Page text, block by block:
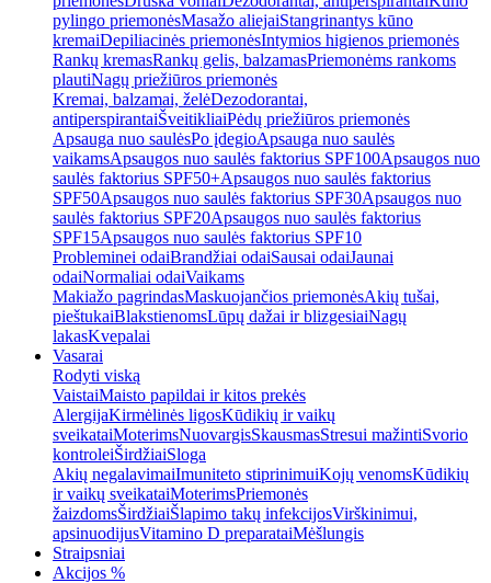
pylingo priemonėsMasažo aliejaiStangrinantys kūno
kremaiDepiliacinės priemonėsIntymios higienos priemonės
Rankų kremasRankų gelis, balzamasPriemonėms rankoms
plautiNagų priežiūros priemonės
Kremai, balzamai, želėDezodorantai,
antiperspirantaiŠveitikliaiPėdų priežiūros priemonės
Apsauga nuo saulėsPo įdegioApsauga nuo saulės
vaikamsApsaugos nuo saulės faktorius SPF100Apsaugos nuo
saulės faktorius SPF50+Apsaugos nuo saulės faktorius
SPF50Apsaugos nuo saulės faktorius SPF30Apsaugos nuo
saulės faktorius SPF20Apsaugos nuo saulės faktorius
SPF15Apsaugos nuo saulės faktorius SPF10
Probleminei odaiBrandžiai odaiSausai odaiJaunai
odaiNormaliai odaiVaikams
Makiažo pagrindasMaskuojančios priemonėsAkių tušai,
pieštukaiBlakstienomsLūpų dažai ir blizgesiaiNagų
lakasKvepalai
Vasarai
Rodyti viską
VaistaiMaisto papildai ir kitos prekės
AlergijaKirmėlinės ligosKūdikių ir vaikų
sveikataiMoterimsNuovargisSkausmasStresui mažintiSvorio
kontroleiŠirdžiaiSloga
Akių negalavimaiImuniteto stiprinimuiKojų venomsKūdikių
ir vaikų sveikataiMoterimsPriemonės
žaizdomsŠirdžiaiŠlapimo takų infekcijosVirškinimui,
apsinuodijusVitamino D preparataiMėšlungis
Straipsniai
Akcijos %